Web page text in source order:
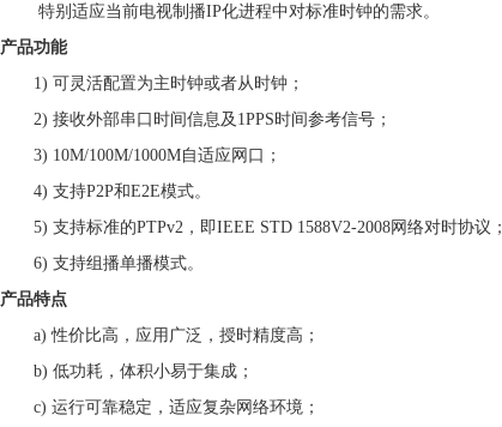
特别适应当前电视制播IP化进程中对标准时钟的需求。
产品功能
1) 可灵活配置为主时钟或者从时钟；
2) 接收外部串口时间信息及1PPS时间参考信号；
3) 10M/100M/1000M自适应网口；
4) 支持P2P和E2E模式。
5) 支持标准的PTPv2，即IEEE STD 1588V2-2008网络对时协议；
6) 支持组播单播模式。
产品特点
a) 性价比高，应用广泛，授时精度高；
b) 低功耗，体积小易于集成；
c) 运行可靠稳定，适应复杂网络环境；